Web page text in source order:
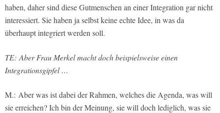
haben, daher sind diese Gutmenschen an einer Integration gar nicht
interessiert. Sie haben ja selbst keine echte Idee, in was da
überhaupt integriert werden soll.
TE: Aber Frau Merkel macht doch beispielsweise einen
Integrationsgipfel …
M.: Aber was ist dabei der Rahmen, welches die Agenda, was will
sie erreichen? Ich bin der Meinung, sie will doch lediglich, was sie